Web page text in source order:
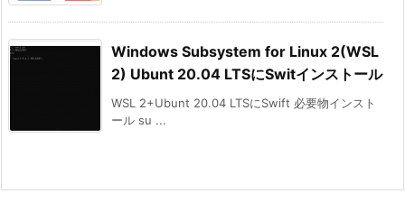
Windows Subsystem for Linux 2(WSL
2) Ubunt 20.04 LTSにSwitインストール
WSL 2+Ubunt 20.04 LTSにSwift 必要物インスト
ール su ...